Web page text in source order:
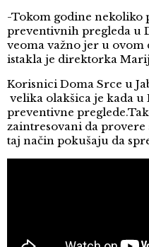
-Tokom godine nekoliko
preventivnih pregleda u
veoma važno jer u
istakla je direktorka
Korisnici Doma Srce u
velika olakšica je kada u
preventivne
zaintresovani da provere
taj način pokušaju da